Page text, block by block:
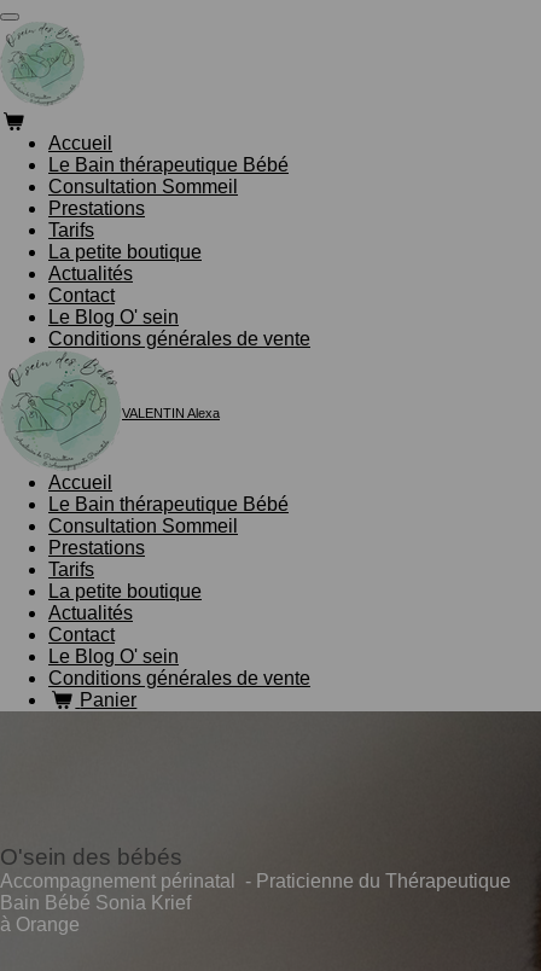
Passer
au
contenu
principal
Accueil
Le Bain thérapeutique Bébé
Consultation Sommeil
Prestations
Tarifs
La petite boutique
Actualités
Contact
Le Blog O' sein
Conditions générales de vente
VALENTIN Alexa
Accueil
Le Bain thérapeutique Bébé
Consultation Sommeil
Prestations
Tarifs
La petite boutique
Actualités
Contact
Le Blog O' sein
Conditions générales de vente
Panier
O'sein des bébés
Accompagnement périnatal - Praticienne du Thérapeutique
Bain Bébé Sonia Krief
à Orange